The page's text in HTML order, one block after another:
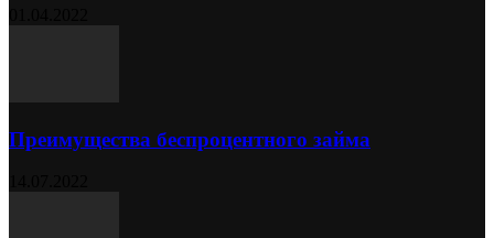
Преимущества беспроцентного займа